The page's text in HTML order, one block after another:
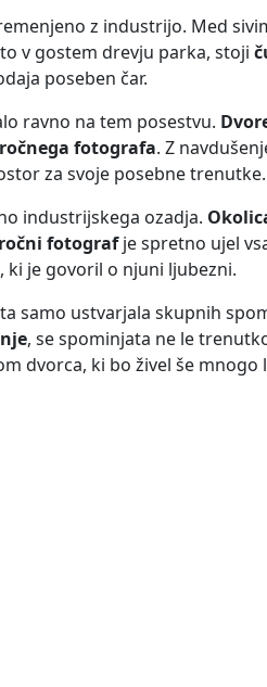
z industrijo. Med
v gostem drevju parka, stoji
poseben čar.
ravno na tem posestvu.
fotografa. Z
za svoje posebne trenutke.
industrijskega ozadja.
fotografje spretno ujel
je govoril o njuni ljubezni.
samo ustvarjala skupnih
, se spominjata ne le
dvorca, ki bo živel še mnogo